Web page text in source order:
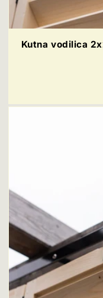
Kutna vodilica